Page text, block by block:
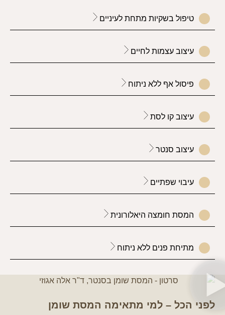
טיפול בשקיות מתחת לעיניים
עיצוב עצמות לחיים
פיסול אף ללא ניתוח
עיצוב קו לסת
עיצוב סנטר
עיבוי שפתיים
המסת חומצה היאלורונית
מתיחת פנים ללא ניתוח
לפני הכל – למי מתאימה המסת שומן